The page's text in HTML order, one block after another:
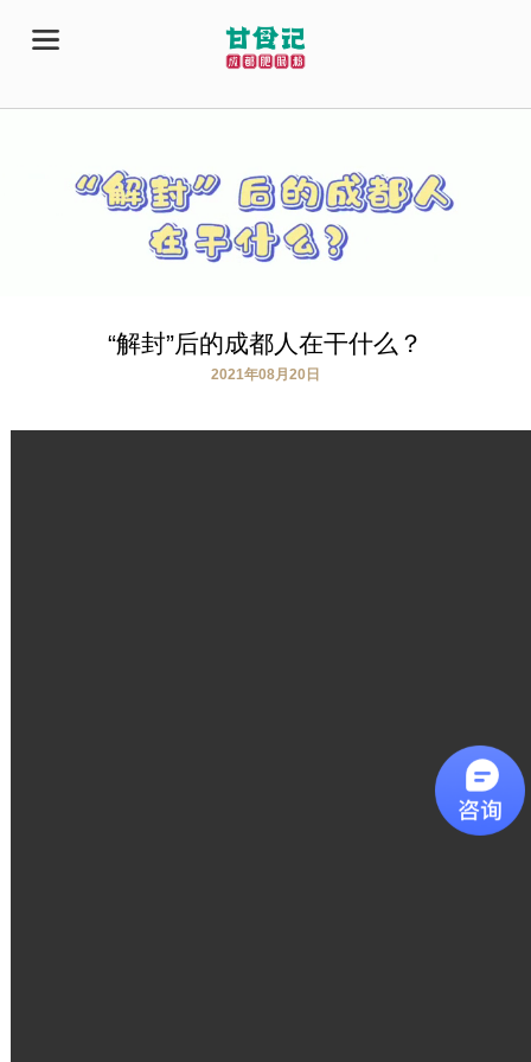
“解封”后的成都人在干什么？
2021年08月20日